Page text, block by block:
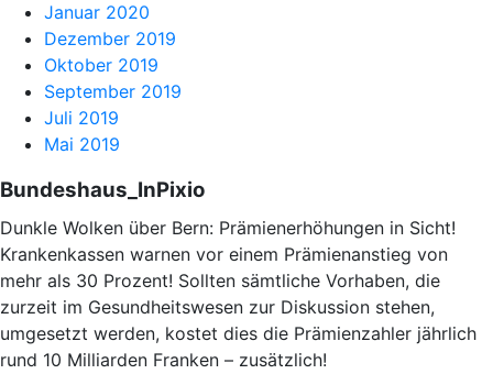
Januar 2020
Dezember 2019
Oktober 2019
September 2019
Juli 2019
Mai 2019
Bundeshaus_InPixio
Dunkle Wolken über Bern: Prämienerhöhungen in Sicht!
Krankenkassen warnen vor einem Prämienanstieg von
mehr als 30 Prozent! Sollten sämtliche Vorhaben, die
zurzeit im Gesundheitswesen zur Diskussion stehen,
umgesetzt werden, kostet dies die Prämienzahler jährlich
rund 10 Milliarden Franken – zusätzlich!